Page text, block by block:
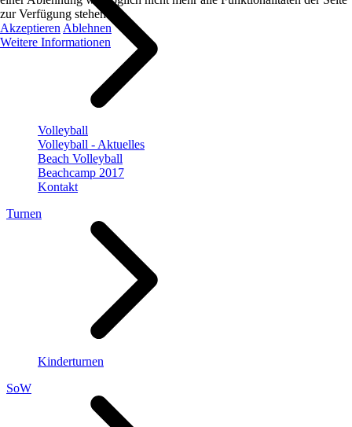
Volleyball
Volleyball - Aktuelles
Beach Volleyball
Beachcamp 2017
Kontakt
Turnen
Kinderturnen
SoW
zur Verfügung stehen.
Akzeptieren Ablehnen
Weitere Informationen